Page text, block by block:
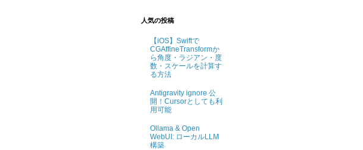
人気の投稿
【iOS】Swiftで
CGAffineTransformか
ら角度・ラジアン・度
数・スケールを計算す
る方法
Antigravity ignore 公
開！Cursorとしても利
用可能
Ollama & Open
WebUI: ローカルLLM
構築